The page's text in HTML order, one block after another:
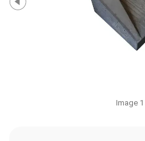
Image 1